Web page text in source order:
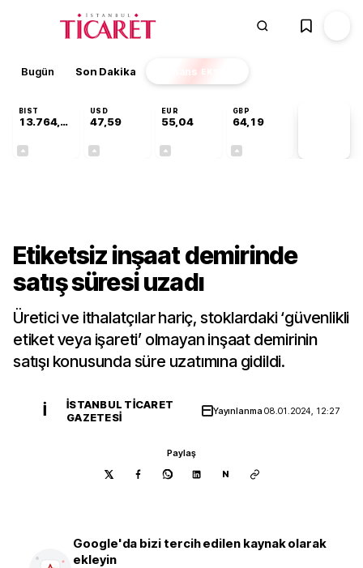
Bugün Son Dakika Finans EKSTRA
BIST
13.764,41
USD
47,59
EUR
55,04
GBP
64,19
Etiketsiz inşaat demirinde
satış süresi uzadı
Üretici ve ithalatçılar hariç, stoklardaki ‘güvenlikli
etiket veya işareti’ olmayan inşaat demirinin
satışı konusunda süre uzatımına gidildi.
İ
İSTANBUL TICARET
GAZETESI
Yayınlanma08.01.2024, 12:27
Paylaş
N
Google'da bizi tercih edilen kaynak olarak
ekleyin